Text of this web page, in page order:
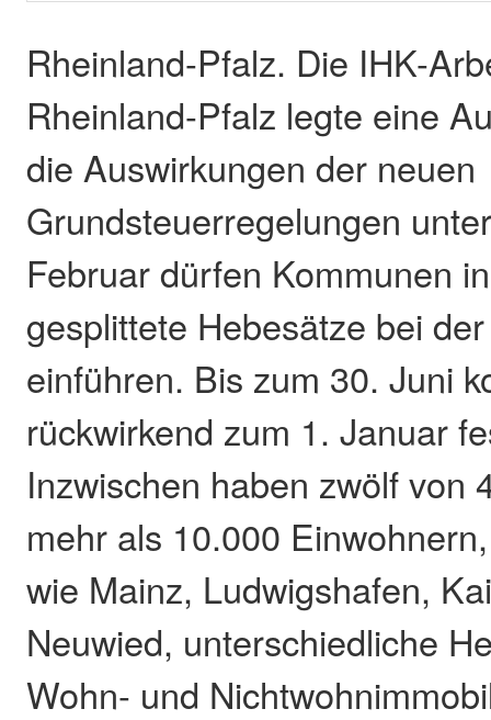
Rheinland-Pfalz. Die IHK-
Rheinland-Pfalz legte eine
die Auswirkungen der neuen
Grundsteuerregelungen
Februar dürfen Kommunen
gesplittete Hebesätze bei
einführen. Bis zum 30. Juni
rückwirkend zum 1. Januar
Inzwischen haben zwölf von
mehr als 10.000
wie Mainz, Ludwigshafen,
Neuwied, unterschiedliche
Wohn- und